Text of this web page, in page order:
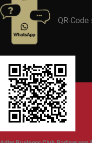
QR-